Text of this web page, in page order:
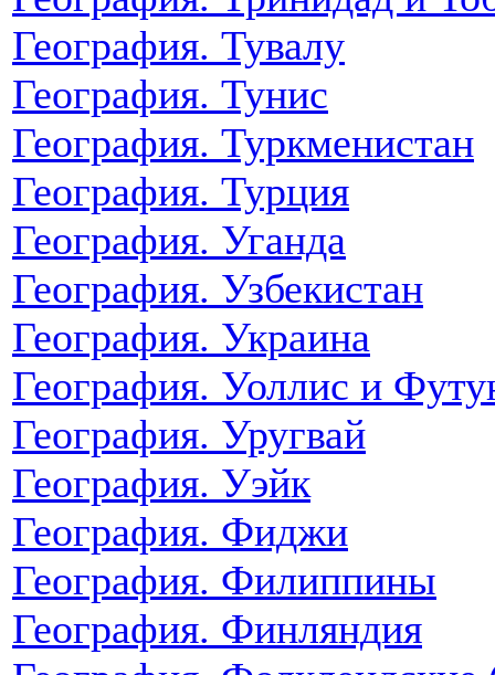
География. Тувалу
География. Тунис
География. Туркменистан
География. Турция
География. Уганда
География. Узбекистан
География. Украина
География. Уоллис и
География. Уругвай
География. Уэйк
География. Фиджи
География. Филиппины
География. Финляндия